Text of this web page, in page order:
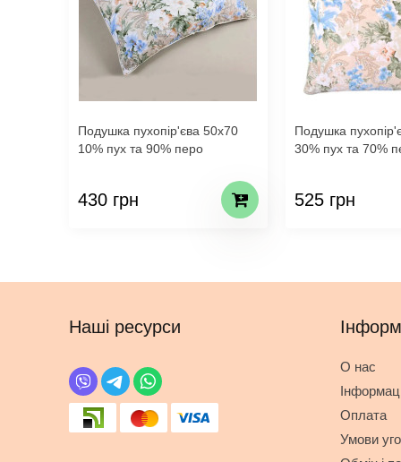
Подушка пухопір'єва 50х70
10% пух та 90% перо
430 грн
Подушка
30% пух та 70%
525 грн
Наші ресурси
О нас
Оплата
Умови